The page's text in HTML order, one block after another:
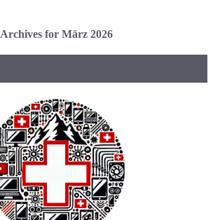
Archives for März 2026